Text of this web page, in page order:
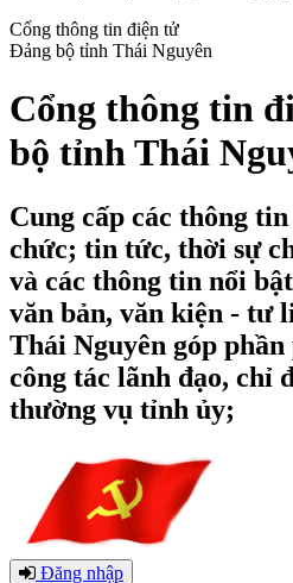
Cổng thông tin điện tử
Đảng bộ tỉnh Thái Nguyên
Cổng thông tin
bộ tỉnh Thái
Cung cấp các thông
chức; tin tức, thời sự
và các thông tin nổi
văn bản, văn kiện - tư
Thái Nguyên góp
công tác lãnh đạo, chỉ
thường vụ tỉnh ủy;
Đăng nhập